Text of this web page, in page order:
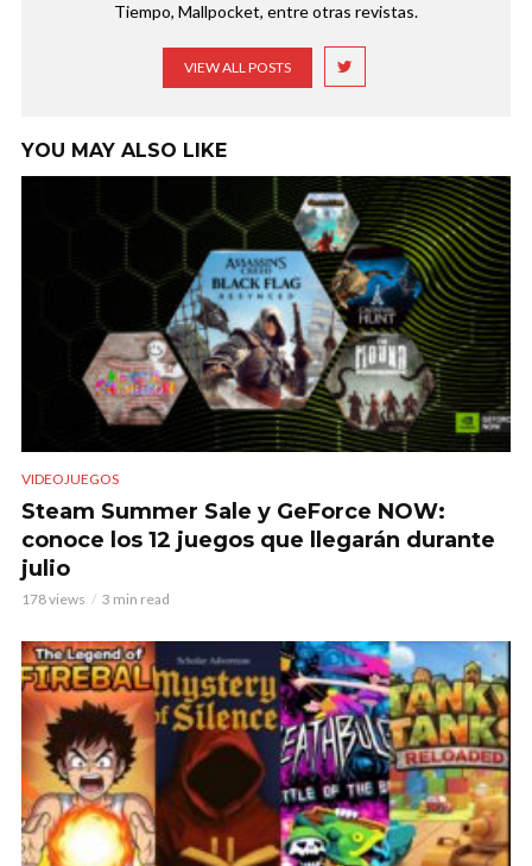
Tiempo, Mallpocket, entre otras revistas.
VIEW ALL POSTS
YOU MAY ALSO LIKE
VIDEOJUEGOS
Steam Summer Sale y GeForce NOW:
conoce los 12 juegos que llegarán durante
julio
178 views 3 min read